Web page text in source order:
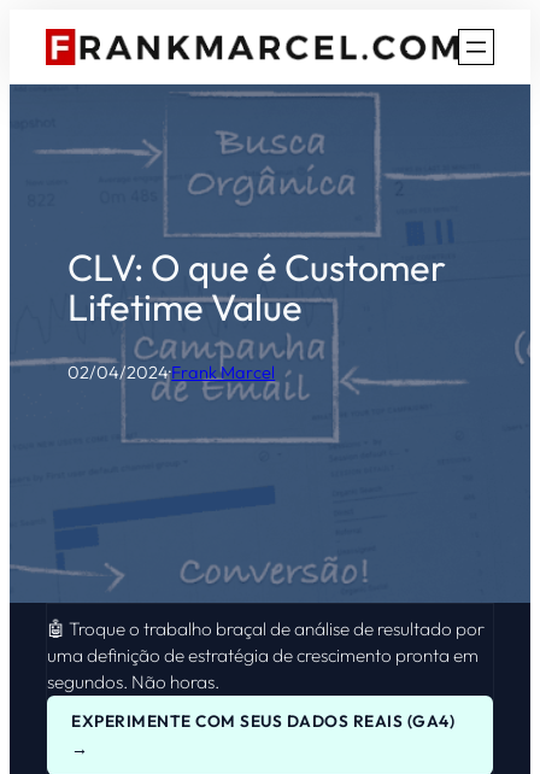
Pular
para
conteúdo
CLV: O que é Customer
Lifetime Value
02/04/2024·Frank Marcel
🤖 Troque o trabalho braçal de análise de resultado por
uma definição de estratégia de crescimento pronta em
segundos. Não horas.
EXPERIMENTE COM SEUS DADOS REAIS (GA4)
→